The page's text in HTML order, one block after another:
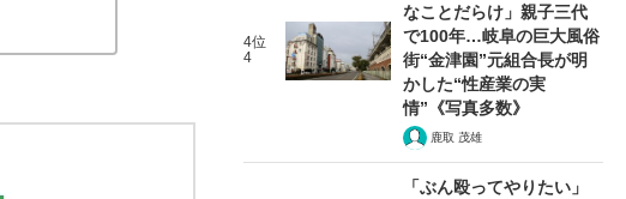
4位
4
なことだらけ」親子三代
で100年…岐阜の巨大風俗
街“金津園”元組合長が明
かした“性産業の実
情”《写真多数》
鹿取 茂雄
「ぶん殴ってやりたい」